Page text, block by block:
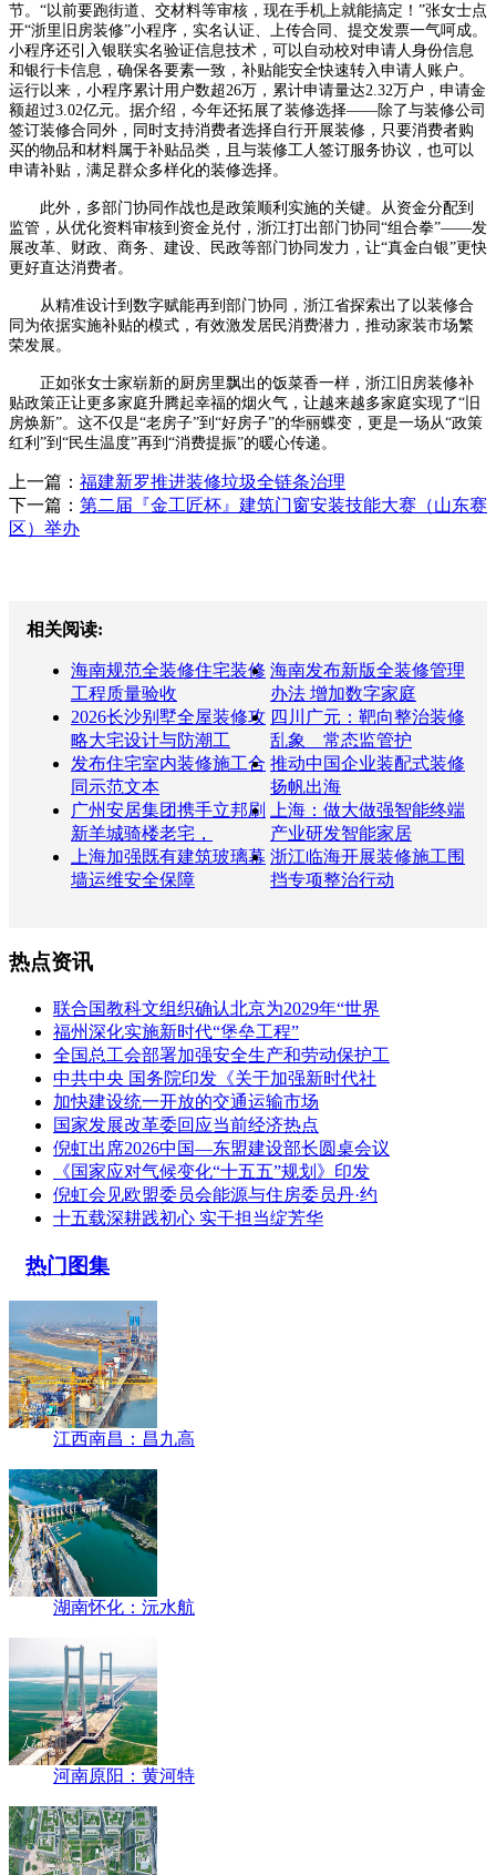
节。“以前要跑街道、交材料等审核，现在手机上就能搞定！”张女士点
开“浙里旧房装修”小程序，实名认证、上传合同、提交发票一气呵成。
小程序还引入银联实名验证信息技术，可以自动校对申请人身份信息
和银行卡信息，确保各要素一致，补贴能安全快速转入申请人账户。
运行以来，小程序累计用户数超26万，累计申请量达2.32万户，申请金
额超过3.02亿元。据介绍，今年还拓展了装修选择——除了与装修公司
签订装修合同外，同时支持消费者选择自行开展装修，只要消费者购
买的物品和材料属于补贴品类，且与装修工人签订服务协议，也可以
申请补贴，满足群众多样化的装修选择。
此外，多部门协同作战也是政策顺利实施的关键。从资金分配到
监管，从优化资料审核到资金兑付，浙江打出部门协同“组合拳”——发
展改革、财政、商务、建设、民政等部门协同发力，让“真金白银”更快
更好直达消费者。
从精准设计到数字赋能再到部门协同，浙江省探索出了以装修合
同为依据实施补贴的模式，有效激发居民消费潜力，推动家装市场繁
荣发展。
正如张女士家崭新的厨房里飘出的饭菜香一样，浙江旧房装修补
贴政策正让更多家庭升腾起幸福的烟火气，让越来越多家庭实现了“旧
房焕新”。这不仅是“老房子”到“好房子”的华丽蝶变，更是一场从“政策
红利”到“民生温度”再到“消费提振”的暖心传递。
上一篇： 福建新罗推进装修垃圾全链条治理
下一篇： 第二届『金工匠杯』建筑门窗安装技能大赛（山东赛
区）举办
相关阅读:
海南规范全装修住宅装修
工程质量验收
海南发布新版全装修管理
办法 增加数字家庭
2026长沙别墅全屋装修攻
略大宅设计与防潮工
四川广元：靶向整治装修
乱象 常态监管护
发布住宅室内装修施工合
同示范文本
推动中国企业装配式装修
扬帆出海
广州安居集团携手立邦刷
新羊城骑楼老宅，
上海：做大做强智能终端
产业研发智能家居
上海加强既有建筑玻璃幕
墙运维安全保障
浙江临海开展装修施工围
挡专项整治行动
热点资讯
联合国教科文组织确认北京为2029年“世界
福州深化实施新时代“堡垒工程”
全国总工会部署加强安全生产和劳动保护工
中共中央 国务院印发《关于加强新时代社
加快建设统一开放的交通运输市场
国家发展改革委回应当前经济热点
倪虹出席2026中国—东盟建设部长圆桌会议
《国家应对气候变化“十五五”规划》印发
倪虹会见欧盟委员会能源与住房委员丹·约
十五载深耕践初心 实干担当绽芳华
热门图集
江西南昌：昌九高
湖南怀化：沅水航
河南原阳：黄河特